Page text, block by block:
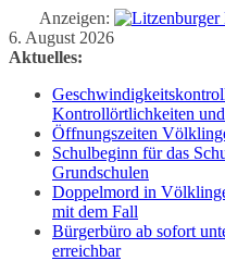
Anzeigen:
Zum
Inhalt
6. August 2026
Aktuelles:
Kontrollörtlichkeiten
Öffnungszeiten
Schulbeginn für das
Grundschulen
Doppelmord in
mit dem Fall
Bürgerbüro ab sofort
erreichbar